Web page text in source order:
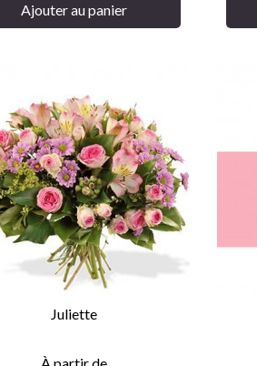
Ajouter au panier
Juliette